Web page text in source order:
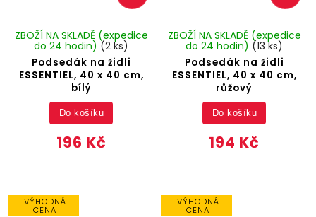
Podsedák na židli
ESSENTIEL, 40 x 40 cm,
bílý
ZBOŽÍ NA SKLADĚ (expedice
do 24 hodin) (2 ks)
196 Kč
Do košíku
Podsedák na židli
ESSENTIEL, 40 x 40 cm,
růžový
ZBOŽÍ NA SKLADĚ (expedice
do 24 hodin) (13 ks)
194 Kč
Do košíku
VÝHODNÁ
CENA
VÝHODNÁ
CENA